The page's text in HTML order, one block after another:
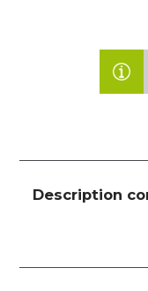
Description